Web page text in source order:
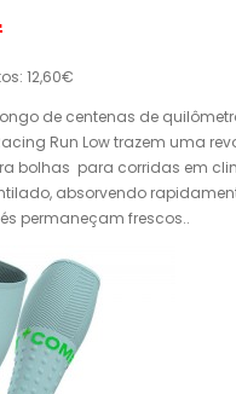
12,60€
de centenas de
Run Low trazem uma
bolhas para corridas em
absorvendo
permaneçam frescos..